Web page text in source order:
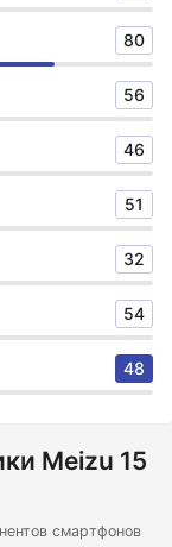
80
56
46
51
32
54
48
Meizu 15
смартфонов